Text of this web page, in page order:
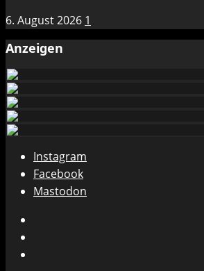
6. August 2026 1
Anzeigen
Instagram
Facebook
Mastodon